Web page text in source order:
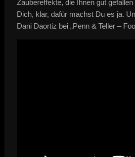
Zaubereffekte, die Ihnen gut
Dich, klar, dafür machst Du es ja.
Dani Daortiz bei „Penn & Teller –